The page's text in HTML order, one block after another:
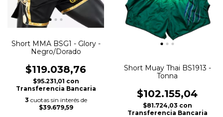
Short MMA BSG1 - Glory -
Negro/Dorado
$119.038,76
$95.231,01 con
Transferencia Bancaria
3 cuotas sin interés de
$39.679,59
Short Muay Thai BS1913 -
Tonna
$102.155,04
$81.724,03 con
Transferencia Bancaria